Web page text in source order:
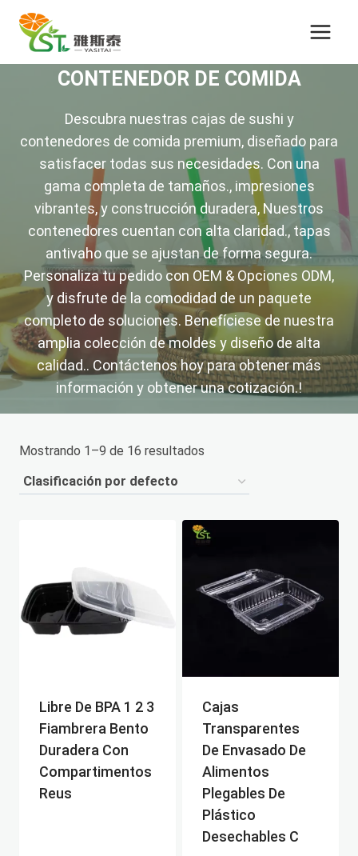
Saltar
Contenido
CONTENEDOR DE COMIDA
Descubra nuestras cajas de sushi y
contenedores de comida premium, diseñado para
satisfacer todas sus necesidades. Con una
gama completa de tamaños., impresiones
vibrantes, y construcción duradera, Nuestros
contenedores cuentan con alta claridad., tapas
antivaho que se ajustan de forma segura.
Personaliza tu pedido con OEM & Opciones ODM,
y disfrute de la comodidad de un paquete
completo de soluciones. Benefíciese de nuestra
amplia colección de moldes y diseño de alta
calidad.. Contáctenos hoy para obtener más
información y obtener una cotización.!
Mostrando 1–9 de 16 resultados
Libre De BPA 1 2 3
Fiambrera Bento
Duradera Con
Compartimentos
Reus
Cajas
Transparentes
De Envasado De
Alimentos
Plegables De
Plástico
Desechables C